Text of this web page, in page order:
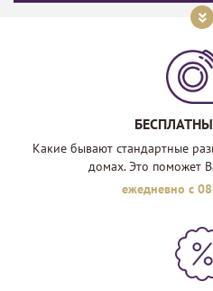
Какие бывают стандартные
домах. Это поможет
ежедневно с